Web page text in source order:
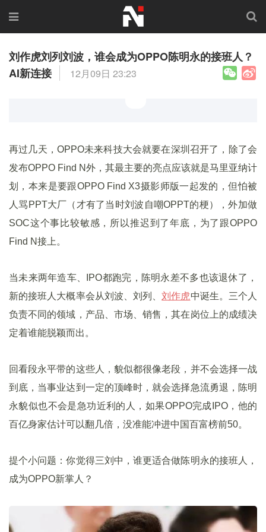
刘作虎刘列刘波，谁会成为OPPO陈明永的接班人？
AI新连接
12月09日 23:23
再过几天，OPPO未来科技大会就要在深圳召开了，除了会
发布OPPO Find N外，其最主要的亮点应该就是马里亚纳计
划，本来是要跟OPPO Find X3摄影师版一起发的，但怕被
人骂PPT大厂（才有了当时刘波自嘲OPPT的梗），外加做
SOC这个事比较敏感，所以推迟到了年底，为了跟OPPO
Find N接上。
当未来两年造车、IPO都跑完，陈明永差不多也该退休了，
新的接班人大概率会从刘波、刘列、刘作虎中诞生。三个人
负责不同的领域，产品、市场、销售，其在岗位上的成绩决
定着谁能脱颖而出。
回看段永平带的这些人，貌似都很像老段，并不会选择一战
到底，当事业达到一定的顶峰时，就会选择急流勇退，陈明
永貌似也不会是急功近利的人，如果OPPO完成IPO，他的
百亿身家估计可以翻几倍，没准能冲进中国百富榜前50。
提个小问题：你觉得三刘中，谁更适合做陈明永的接班人，
成为OPPO新掌人？